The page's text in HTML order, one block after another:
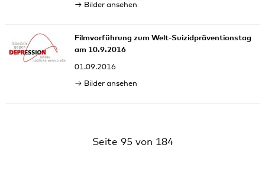
Bilder ansehen
Filmvorführung zum Welt-Suizidpräventionstag
am 10.9.2016
01.09.2016
Bilder ansehen
Seite 95 von 184